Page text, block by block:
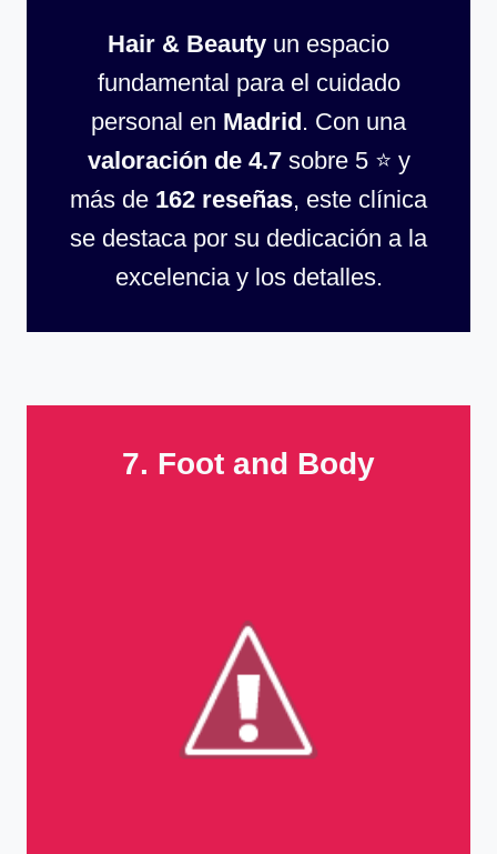
Hair & Beauty un espacio
fundamental para el cuidado
personal en Madrid. Con una
valoración de 4.7sobre 5 ⭐ y
más de 162 reseñas, este clínica
se destaca por su dedicación a la
excelencia y los detalles.
7. Foot and Body